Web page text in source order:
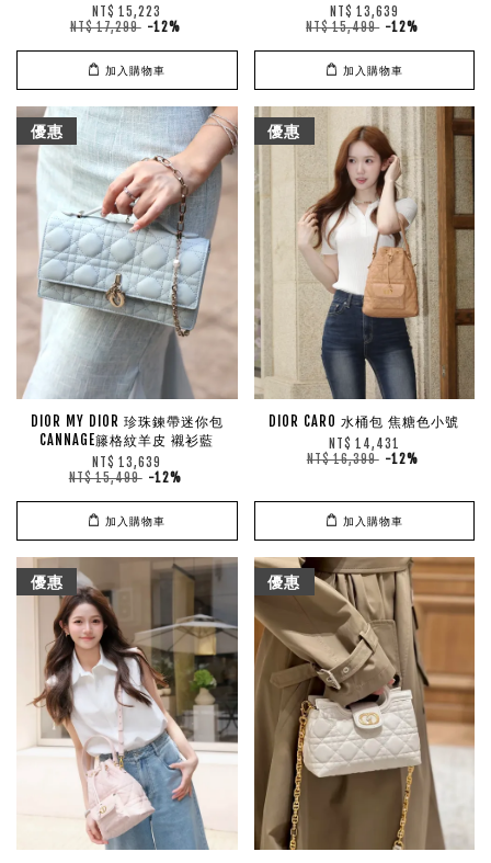
NT$ 15,223
NT$ 17,299 -12%
加入購物車
NT$ 13,639
NT$ 15,499 -12%
加入購物車
優惠
DIOR MY DIOR 珍珠鍊帶迷你包
CANNAGE籐格紋羊皮 襯衫藍
NT$ 13,639
NT$ 15,499 -12%
加入購物車
優惠
DIOR CARO 水桶包 焦糖色小號
NT$ 14,431
NT$ 16,399 -12%
加入購物車
優惠 優惠